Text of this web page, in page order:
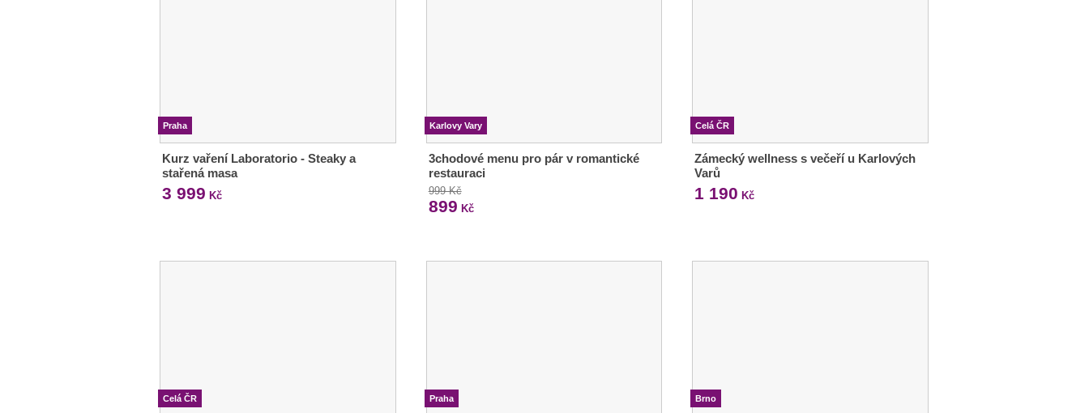
Praha
Kurz vaření Laboratorio - Steaky a
stařená masa
3 999 Kč
Karlovy Vary
3chodové menu pro pár v romantické
restauraci
999 Kč
899 Kč
Celá ČR
Zámecký wellness s večeří u Karlových
Varů
1 190 Kč
Celá ČR Praha Brno